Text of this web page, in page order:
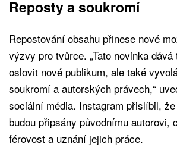
Reposty a soukromí
Repostování obsahu přinese nové
výzvy pro tvůrce. „Tato novinka
oslovit nové publikum, ale také
soukromí a autorských právech,“
sociální média. Instagram přislíbil,
budou připsány původnímu autorovi,
férovost a uznání jejich práce.